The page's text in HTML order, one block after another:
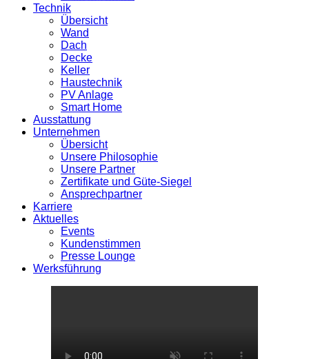
Technik
Übersicht
Wand
Dach
Decke
Keller
Haustechnik
PV Anlage
Smart Home
Ausstattung
Unternehmen
Übersicht
Unsere Philosophie
Unsere Partner
Zertifikate und Güte-Siegel
Ansprechpartner
Karriere
Aktuelles
Events
Kundenstimmen
Presse Lounge
Werksführung